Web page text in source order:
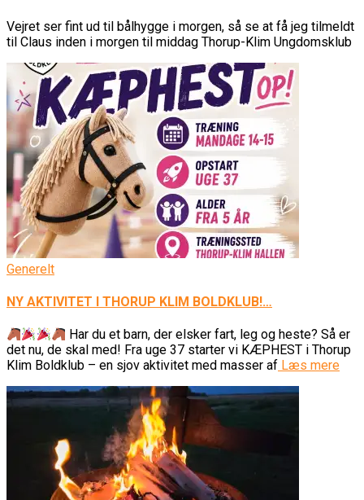
Vejret ser fint ud til bålhygge i morgen, så se at få jeg tilmeldt
til Claus inden i morgen til middag Thorup-Klim Ungdomsklub
Generelt
NY AKTIVITET I THORUP KLIM BOLDKLUB!…
Har du et barn, der elsker fart, leg og heste? Så er
det nu, de skal med! Fra uge 37 starter vi KÆPHEST i Thorup
Klim Boldklub – en sjov aktivitet med masser af Læs mere